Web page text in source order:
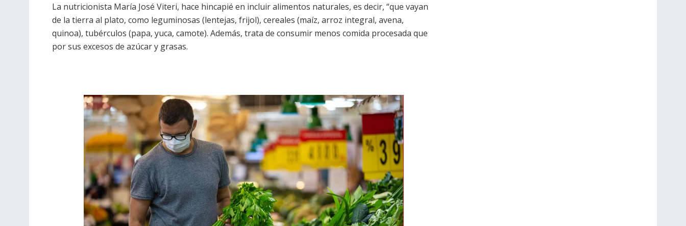
La nutricionista María José Viteri, hace hincapié en incluir alimentos naturales, es decir, “que vayan
de la tierra al plato, como leguminosas (lentejas, frijol), cereales (maíz, arroz integral, avena,
quinoa), tubérculos (papa, yuca, camote). Además, trata de consumir menos comida procesada que
por sus excesos de azúcar y grasas.